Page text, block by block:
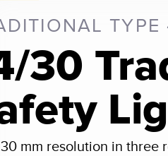
TYPE
30
30 mm resolution in three